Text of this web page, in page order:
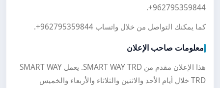
+962795359844
.
كما يمكنك التواصل من خلال واتساب +962795359844
.
معلومات صاحب الإعلان
هذا الإعلان مقدم من SMART WAY TRD. يعمل SMART WAY
TRD خلال أيام الأحد والاثنين والثلاثاء والأربعاء والخميس